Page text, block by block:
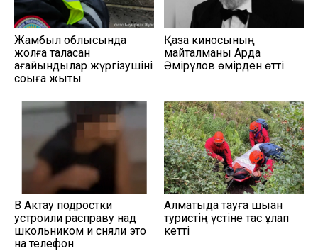
Жамбыл облысында
жолға таласқан
ағайындылар жүргізушіні
соққыға жықты
Қазақ киносының
майталманы Ардақ
Әмірқұлов өмірден өтті
В Актау подростки
устроили расправу над
школьником и сняли это
на телефон
Алматыда тауға шыққан
туристің үстіне тас құлап
кетті